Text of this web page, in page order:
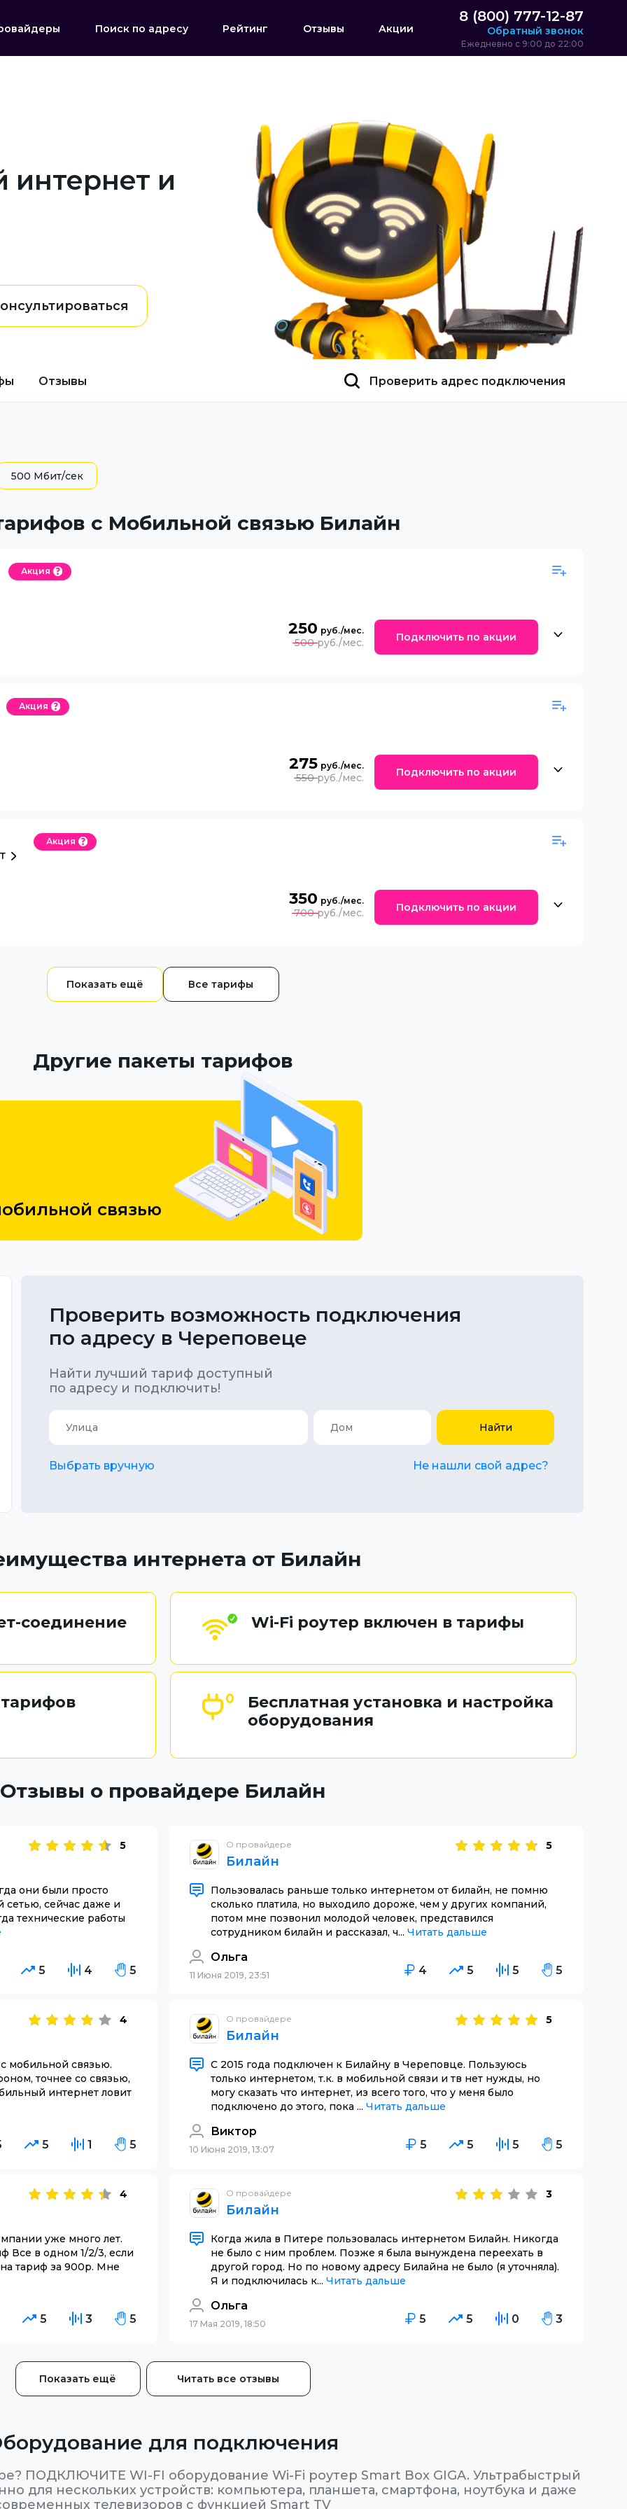
Поиск по адресу Рейтинг Отзывы Акции
8 (800) 777-12-87
Обратный звонок
Ежедневно с 9:00 до 22:00
и
Отзывы Проверить адрес подключения
500 Мбит/сек
с Мобильной связью Билайн
Акция
250
500 Подключить по акции
Акция
275
550 Подключить по акции
Акция
350
700 Подключить по акции
Все тарифы
Другие пакеты тарифов
связью
Проверить возможность подключения
по адресу в Череповеце
Найти лучший тариф доступный
по адресу и подключить!
Найти
Выбрать вручную Не нашли свой адрес?
интернета от Билайн
соединение Wi-Fi роутер включен в тарифы
Бесплатная установка и настройка
оборудования
Отзывы о провайдере Билайн
5
они были просто
сетью, сейчас даже и
технические работы
5 4 5
4
мобильной связью.
точнее со связью,
интернет ловит
5 1 5
4
уже много лет.
Все в одном 1/2/3, если
тариф за 900р. Мне
5 3 5
О провайдере
Билайн
5
Пользовалась раньше только интернетом от билайн, не помню
сколько платила, но выходило дороже, чем у других компаний,
потом мне позвонил молодой человек, представился
сотрудником билайн и рассказал, ч... Читать дальше
Ольга
11 Июня 2019, 23:51 4 5 5 5
О провайдере
Билайн
5
С 2015 года подключен к Билайну в Череповце. Пользуюсь
только интернетом, т.к. в мобильной связи и тв нет нужды, но
могу сказать что интернет, из всего того, что у меня было
подключено до этого, пока ... Читать дальше
Виктор
10 Июня 2019, 13:07 5 5 5 5
О провайдере
Билайн
3
Когда жила в Питере пользовалась интернетом Билайн. Никогда
не было с ним проблем. Позже я была вынуждена переехать в
другой город. Но по новому адресу Билайна не было (я уточняла).
Я и подключилась к... Читать дальше
Ольга
17 Мая 2019, 18:50 5 5 0 3
Показать ещё Читать все отзывы
для подключения
ПОДКЛЮЧИТЕ WI-FI оборудование Wi-Fi роутер Smart Box GIGA. Ультрабыстрый
для нескольких устройств: компьютера, планшета, смартфона, ноутбука и даже
телевизоров с функцией Smart TV